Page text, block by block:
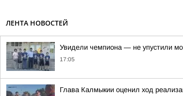
ЛЕНТА НОВОСТЕЙ
Увидели чемпиона — не упустили
17:05
Глава Калмыкии оценил ход